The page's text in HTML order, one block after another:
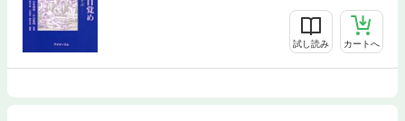
試し読み カートへ